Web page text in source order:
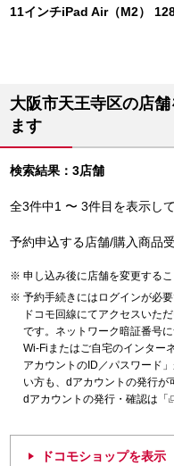
11インチiPad Air（M2）
大阪市天王寺区の店
ます
検索結果：3店舗
全3件中1 〜 3件目を表示し
予約申込する店舗/購入商品
申し込み後に店舗を変更するこ
予約手続きにはログインが必要
ドコモ回線にてアクセスいた
です。ネットワーク暗証番号
Wi-Fiまたはご自宅のインター
アカウントのID／パスワード
い方も、dアカウントの発行が
dアカウントの発行・確認は「
ドコモショップを表示